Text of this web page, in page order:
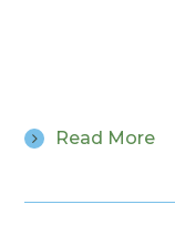
Read More